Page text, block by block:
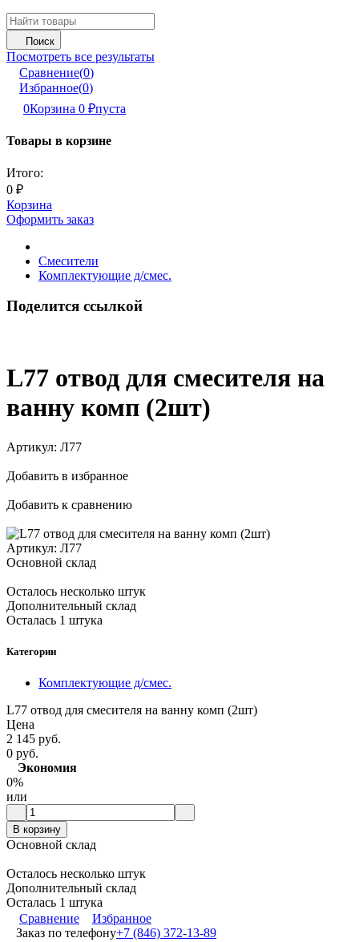
Поиск
Посмотреть все результаты
Сравнение(0)
Избранное(0)
0Корзина 0 ₽пуста
Товары в корзине
Итого:
0 ₽
Корзина
Оформить заказ
Смесители
Комплектующие д/смес.
Поделится ссылкой
L77 отвод для смесителя на
ванну комп (2шт)
Артикул: Л77
Добавить в избранное
Добавить к сравнению
Артикул: Л77
Основной склад
Осталось несколько штук
Дополнительный склад
Осталась 1 штука
Категории
Комплектующие д/смес.
L77 отвод для смесителя на ванну комп (2шт)
Цена
2 145 руб.
0 руб.
Экономия
0%
или
В корзину
Основной склад
Осталось несколько штук
Дополнительный склад
Осталась 1 штука
Сравнение
Избранное
Заказ по телефону+7 (846) 372-13-89